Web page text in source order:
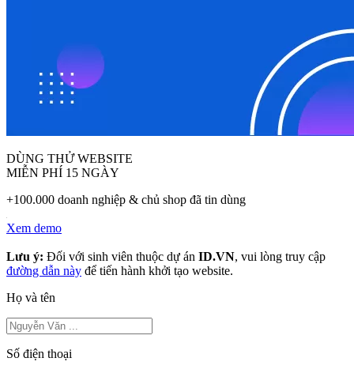
DÙNG THỬ WEBSITE
MIỄN PHÍ 15 NGÀY
+100.000 doanh nghiệp & chủ shop đã tin dùng
Xem demo
Lưu ý: Đối với sinh viên thuộc dự án ID.VN, vui lòng truy cập
đường dẫn này để tiến hành khởi tạo website.
Họ và tên
Số điện thoại